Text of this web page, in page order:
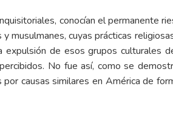
conocían el permanente
musulmanes, cuyas prácticas
de esos grupos culturales
No fue así, como se
causas similares en América de